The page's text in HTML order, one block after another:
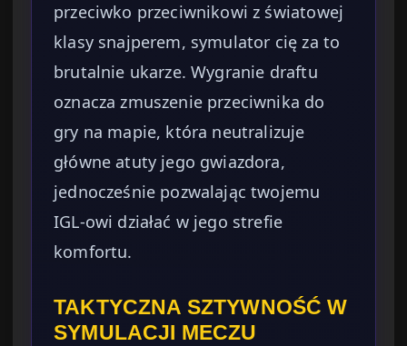
przeciwko przeciwnikowi z światowej
klasy snajperem, symulator cię za to
brutalnie ukarze. Wygranie draftu
oznacza zmuszenie przeciwnika do
gry na mapie, która neutralizuje
główne atuty jego gwiazdora,
jednocześnie pozwalając twojemu
IGL-owi działać w jego strefie
komfortu.
TAKTYCZNA SZTYWNOŚĆ W
SYMULACJI MECZU